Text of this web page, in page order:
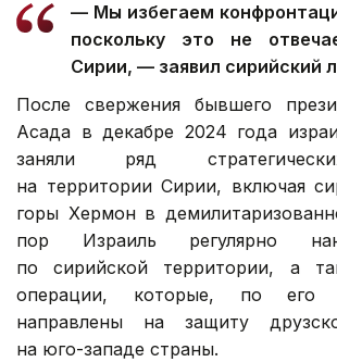
— Мы избегаем
поскольку это не
Сирии, — заявил сирийский
После свержения бывшего
Асада в декабре 2024 года
заняли ряд
на территории Сирии, включая
горы Хермон в
пор Израиль регулярно
по сирийской территории, а
операции, которые, по его
направлены на защиту
на юго-западе страны.